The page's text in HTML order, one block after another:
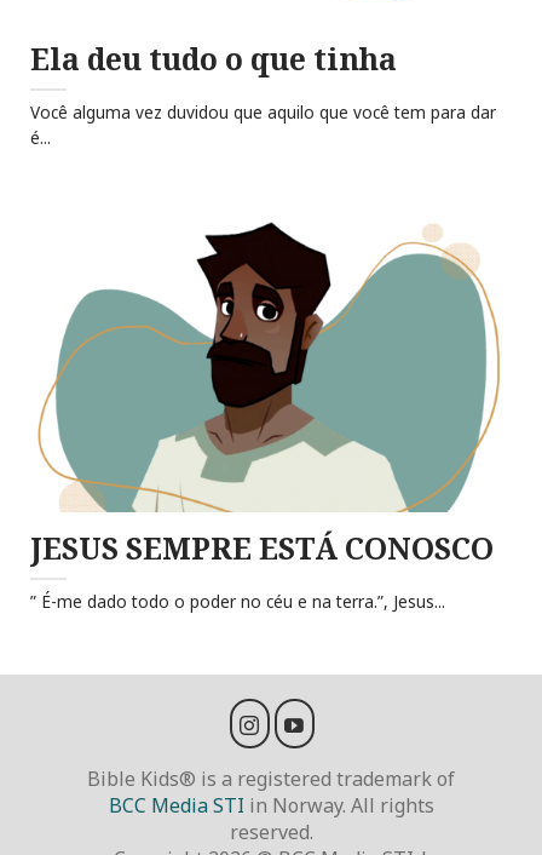
Ela deu tudo o que tinha
Você alguma vez duvidou que aquilo que você tem para dar
é...
JESUS SEMPRE ESTÁ CONOSCO
” É-me dado todo o poder no céu e na terra.”, Jesus...
Bible Kids® is a registered trademark of
BCC Media STI in Norway. All rights
reserved.